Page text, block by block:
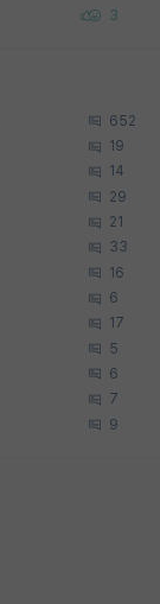
3
652
19
14
29
21
33
16
6
17
5
6
7
9